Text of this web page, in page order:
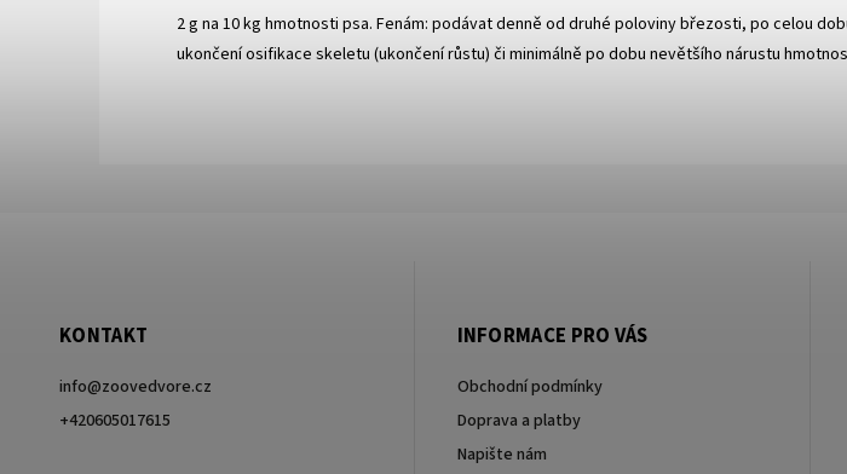
2 g na 10 kg hmotnosti psa. Fenám: podávat denně od druhé poloviny březosti, po celou
ukončení osifikace skeletu (ukončení růstu) či minimálně po dobu nevětšího nárustu
KONTAKT
info@zoovedvore.cz
+420605017615
INFORMACE PRO VÁS
Obchodní podmínky
Doprava a platby
Napište nám